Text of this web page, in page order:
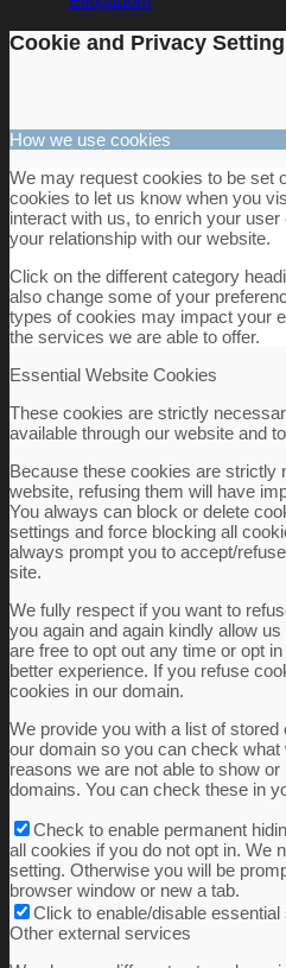
Hirdetések
FÉNY ÉS
lapja
Menu Menu
Cookie and Privacy
How we use cookies
We may request cookies to be set
cookies to let us know when you
interact with us, to enrich your
your relationship with our website.
Click on the different category
also change some of your
types of cookies may impact your
the services we are able to offer.
Essential Website Cookies
These cookies are strictly
available through our website and
Because these cookies are strictly
website, refusing them will have
You always can block or delete
settings and force blocking all
always prompt you to accept/
site.
We fully respect if you want to
you again and again kindly allow
are free to opt out any time or opt
better experience. If you refuse
cookies in our domain.
We provide you with a list of
our domain so you can check
reasons we are not able to show
domains. You can check these in
Check to enable permanent
all cookies if you do not opt in. We
setting. Otherwise you will be
browser window or new a tab.
Click to enable/disable essential
Other external services